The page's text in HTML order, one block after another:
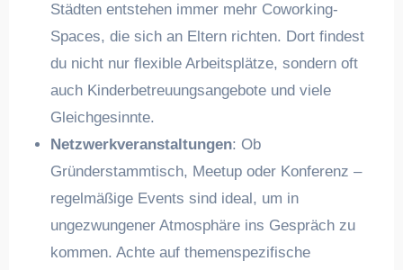
Städten entstehen immer mehr Coworking-
Spaces, die sich an Eltern richten. Dort findest
du nicht nur flexible Arbeitsplätze, sondern oft
auch Kinderbetreuungsangebote und viele
Gleichgesinnte.
Netzwerkveranstaltungen: Ob
Gründerstammtisch, Meetup oder Konferenz –
regelmäßige Events sind ideal, um in
ungezwungener Atmosphäre ins Gespräch zu
kommen. Achte auf themenspezifische